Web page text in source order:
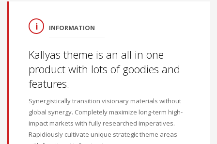
INFORMATION
Kallyas theme is an all in one
product with lots of goodies and
features.
Synergistically transition visionary materials without
global synergy. Completely maximize long-term high-
impact markets with fully researched imperatives.
Rapidiously cultivate unique strategic theme areas